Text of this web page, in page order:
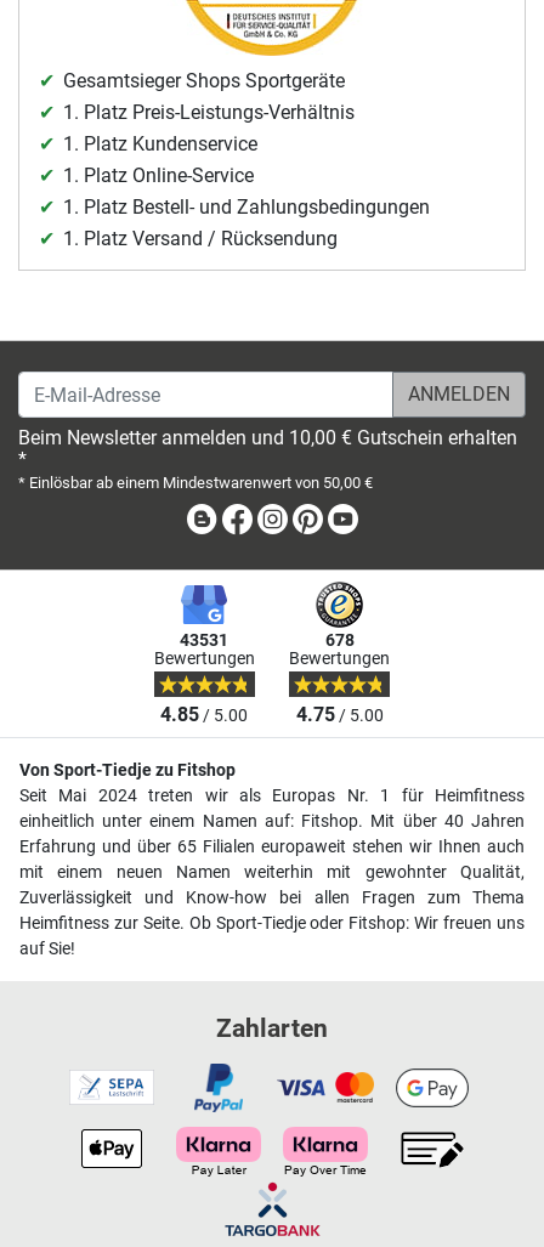
Gesamtsieger Shops Sportgeräte
1. Platz Preis-Leistungs-Verhältnis
1. Platz Kundenservice
1. Platz Online-Service
1. Platz Bestell- und Zahlungsbedingungen
1. Platz Versand / Rücksendung
E-Mail-Adresse
Beim Newsletter anmelden und 10,00 € Gutschein erhalten
*
* Einlösbar ab einem Mindestwarenwert von 50,00 €
BlogFacebook
Instagram
Pinterest
43531
Bewertungen
4.85/ 5.00
678
Bewertungen
4.75/ 5.00
Von Sport-Tiedje zu Fitshop
Seit Mai 2024 treten wir als Europas Nr. 1 für Heimfitness
einheitlich unter einem Namen auf: Fitshop. Mit über 40 Jahren
Erfahrung und über 65 Filialen europaweit stehen wir Ihnen auch
mit einem neuen Namen weiterhin mit gewohnter Qualität,
Zuverlässigkeit und Know-how bei allen Fragen zum Thema
Heimfitness zur Seite. Ob Sport-Tiedje oder Fitshop: Wir freuen uns
auf Sie!
Zahlarten